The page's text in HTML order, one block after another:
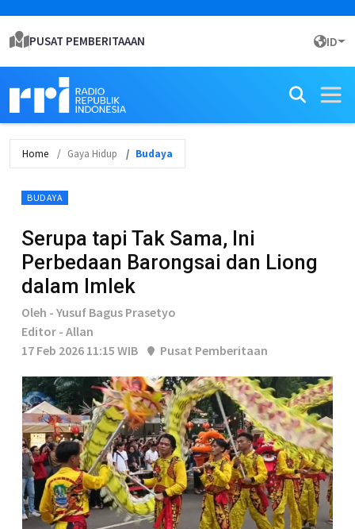
PUSAT PEMBERITAAAN ID
Home Gaya Hidup Budaya
BUDAYA
Serupa tapi Tak Sama, Ini
Perbedaan Barongsai dan Liong
dalam Imlek
Oleh - Yusuf Bagus Prasetyo
Editor - Allan
17 Feb 2026 11:15 WIB
Pusat Pemberitaan